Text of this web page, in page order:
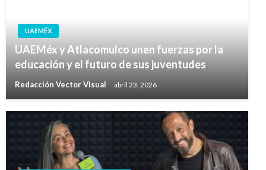
UAEMÉX
UAEMéx y Atlacomulco unen fuerzas por la
educación y el futuro de sus juventudes
Redacción Vector Visual abril 23, 2026